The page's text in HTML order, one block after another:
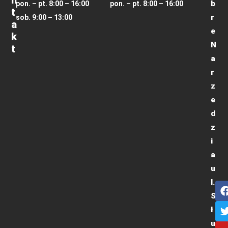
T
A
K
T
pon. – pt. 8:00 – 16:00
sob. 9:00 – 13:00
pon. – pt. 8:00 – 16:00
b
r
e
N
a
r
z
e
d
z
i
a
u
l.
S
ł
u